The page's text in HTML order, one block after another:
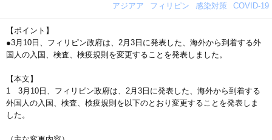
アジアア フィリピン 感染対策 COVID-19
【ポイント】
●3月10日、フィリピン政府は、2月3日に発表した、海外から到着する外
国人の入国、検査、検疫規則を変更することを発表しました。
【本文】
1 3月10日、フィリピン政府は、2月3日に発表した、海外から到着する
外国人の入国、検査、検疫規則を以下のとおり変更することを発表しま
した。